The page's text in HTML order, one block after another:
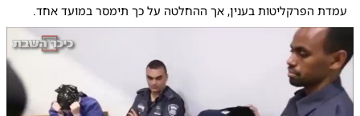
עמדת הפרקליטות בענין, אך ההחלטה על כך תימסר במועד אחד.